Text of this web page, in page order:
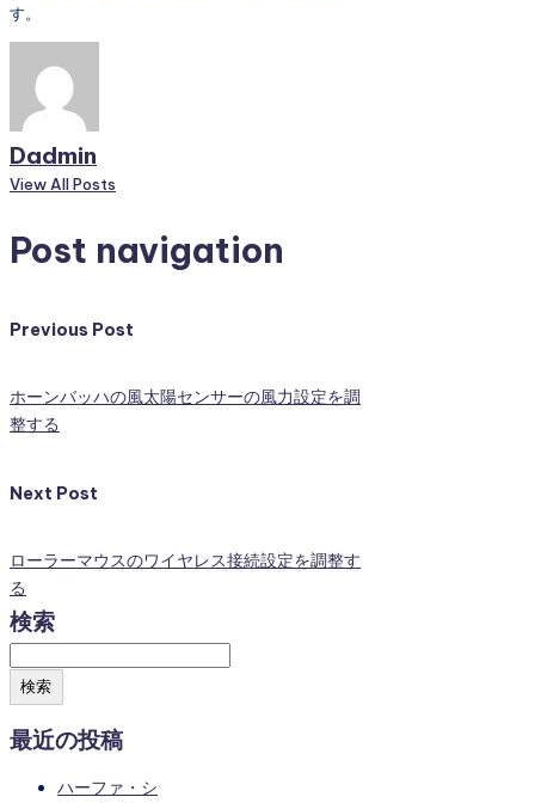
す。
Dadmin
View All Posts
Post navigation
Previous Post
ホーンバッハの風太陽センサーの風力設定を調
整する
Next Post
ローラーマウスのワイヤレス接続設定を調整す
る
検索
検索
最近の投稿
ハーファ・シ